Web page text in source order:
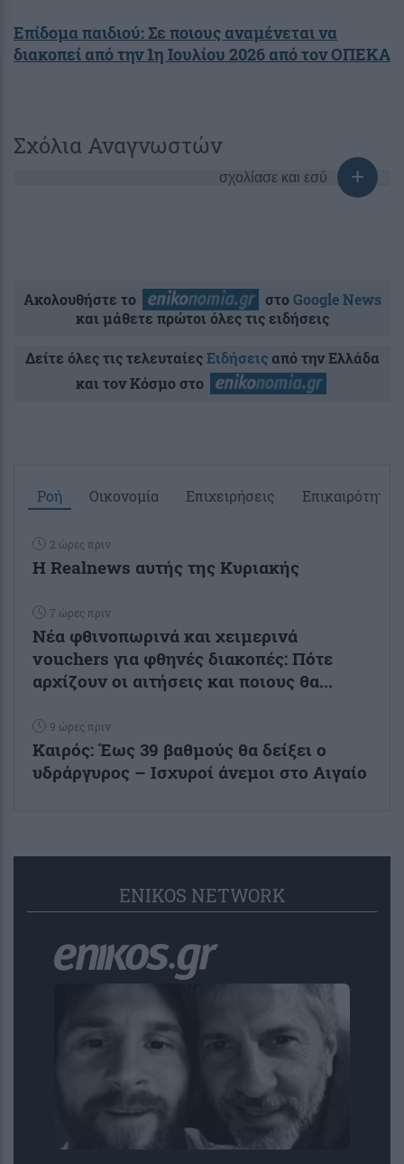
Επίδομα παιδιού: Σε ποιους αναμένεται να
διακοπεί από την 1η Ιουλίου 2026 από τον ΟΠΕΚΑ
Σχόλια Αναγνωστών
σχολίασε και εσύ
Ακολουθήστε το στοGoogle News
και μάθετε πρώτοι όλες τις ειδήσεις
Δείτε όλες τις τελευταίεςΕιδήσειςαπό την Ελλάδα
και τον Κόσμο στο
Ροή Οικονομία Επιχειρήσεις Επικαιρότητα
2 ώρες πριν
Η Realnews αυτής της Κυριακής
7 ώρες πριν
Νέα φθινοπωρινά και χειμερινά
vouchers για φθηνές διακοπές: Πότε
αρχίζουν οι αιτήσεις και ποιους θα...
9 ώρες πριν
Καιρός: Έως 39 βαθμούς θα δείξει ο
υδράργυρος – Ισχυροί άνεμοι στο Αιγαίο
ENIKOS NETWORK